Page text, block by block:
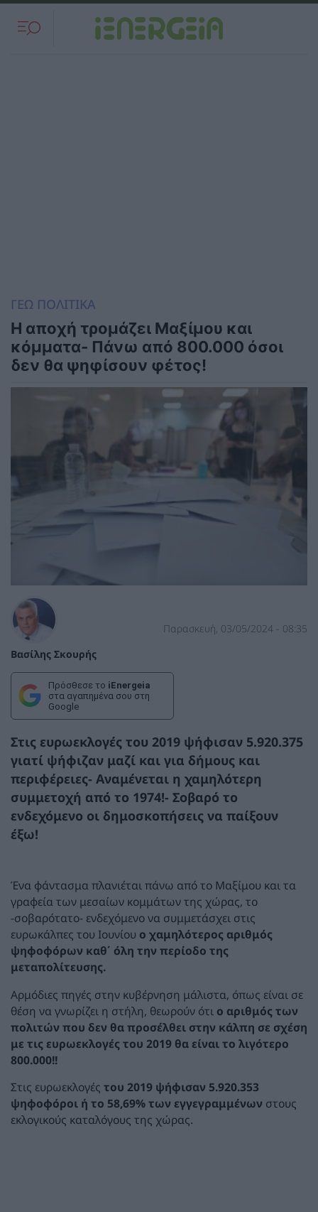
ΓΕΩ ΠΟΛΙΤΙΚΑ
Η αποχή τρομάζει Μαξίμου και
κόμματα- Πάνω από 800.000 όσοι
δεν θα ψηφίσουν φέτος!
Βασίλης Σκουρής
Παρασκευή, 03/05/2024 - 08:35
Πρόσθεσε το iEnergeia
στα αγαπημένα σου στη
Google
Στις ευρωεκλογές του 2019 ψήφισαν 5.920.375
γιατί ψήφιζαν μαζί και για δήμους και
περιφέρειες- Αναμένεται η χαμηλότερη
συμμετοχή από το 1974!- Σοβαρό το
ενδεχόμενο οι δημοσκοπήσεις να παίξουν
έξω!
Ένα φάντασμα πλανιέται πάνω από το Μαξίμου και τα
γραφεία των μεσαίων κομμάτων της χώρας, το
-σοβαρότατο- ενδεχόμενο να συμμετάσχει στις
ευρωκάλπες του Ιουνίου ο χαμηλότερος αριθμός
ψηφοφόρων καθ΄ όλη την περίοδο της
μεταπολίτευσης.
Αρμόδιες πηγές στην κυβέρνηση μάλιστα, όπως είναι σε
θέση να γνωρίζει η στήλη, θεωρούν ότι ο αριθμός των
πολιτών που δεν θα προσέλθει στην κάλπη σε σχέση
με τις ευρωεκλογές του 2019 θα είναι το λιγότερο
800.000!!
Στις ευρωεκλογές του 2019 ψήφισαν 5.920.353
ψηφοφόροι ή το 58,69% των εγγεγραμμένων στους
εκλογικούς καταλόγους της χώρας.